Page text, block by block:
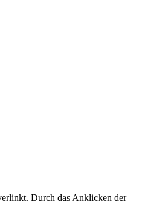
Durch das Anklicken der